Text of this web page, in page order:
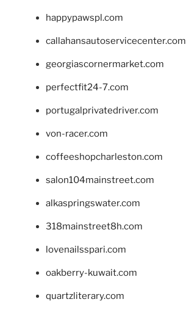
happypawspl.com
callahansautoservicecenter.com
georgiascornermarket.com
perfectfit24-7.com
portugalprivatedriver.com
von-racer.com
coffeeshopcharleston.com
salon104mainstreet.com
alkaspringswater.com
318mainstreet8h.com
lovenailsspari.com
oakberry-kuwait.com
quartzliterary.com